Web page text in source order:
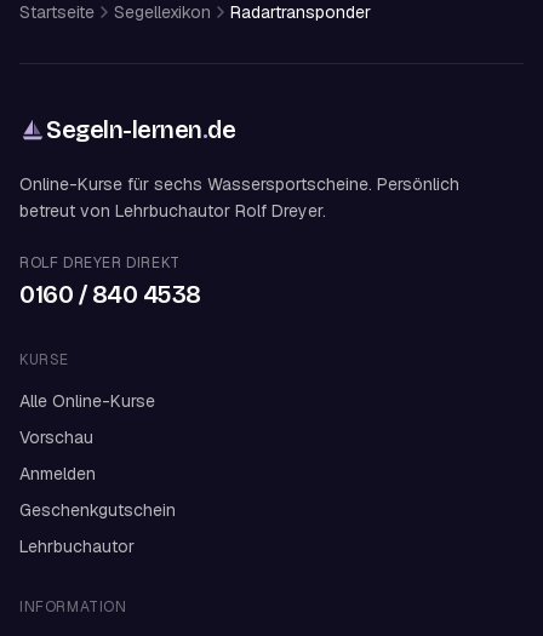
Startseite Segellexikon Radartransponder
Segeln-lernen.de
Online-Kurse für sechs Wassersportscheine. Persönlich
betreut von Lehrbuchautor Rolf Dreyer.
ROLF DREYER DIREKT
0160 / 840 4538
KURSE
Alle Online-Kurse
Vorschau
Anmelden
Geschenkgutschein
Lehrbuchautor
INFORMATION